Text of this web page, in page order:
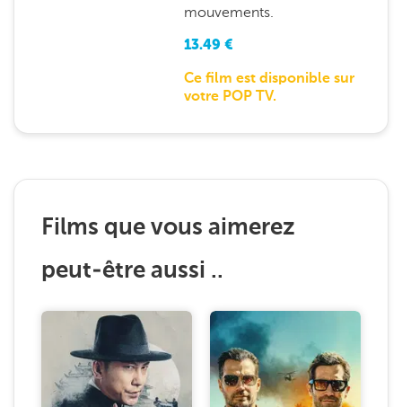
mouvements.
13.49 €
Ce film est disponible sur
votre POP TV.
Films que vous aimerez
peut-être aussi ..